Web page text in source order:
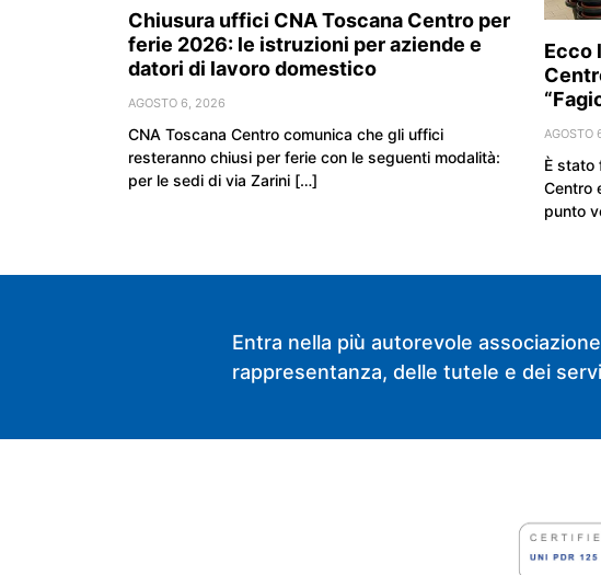
Chiusura uffici CNA Toscana Centro per
ferie 2026: le istruzioni per aziende e
datori di lavoro domestico
AGOSTO 6, 2026
CNA Toscana Centro comunica che gli uffici
resteranno chiusi per ferie con le seguenti modalità:
per le sedi di via Zarini […]
Ecco
AGOSTO
È stato
Centro
punto
Entra nella più autorevole
rappresentanza, delle tutele e dei